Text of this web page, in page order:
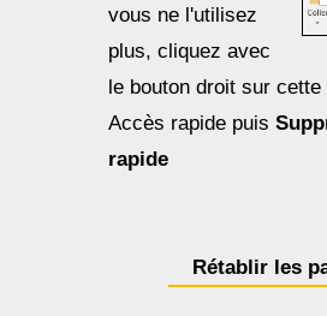
vous ne l'utilisez
plus, cliquez avec
le bouton droit sur
Accès rapide puis
rapide
Rétablir les